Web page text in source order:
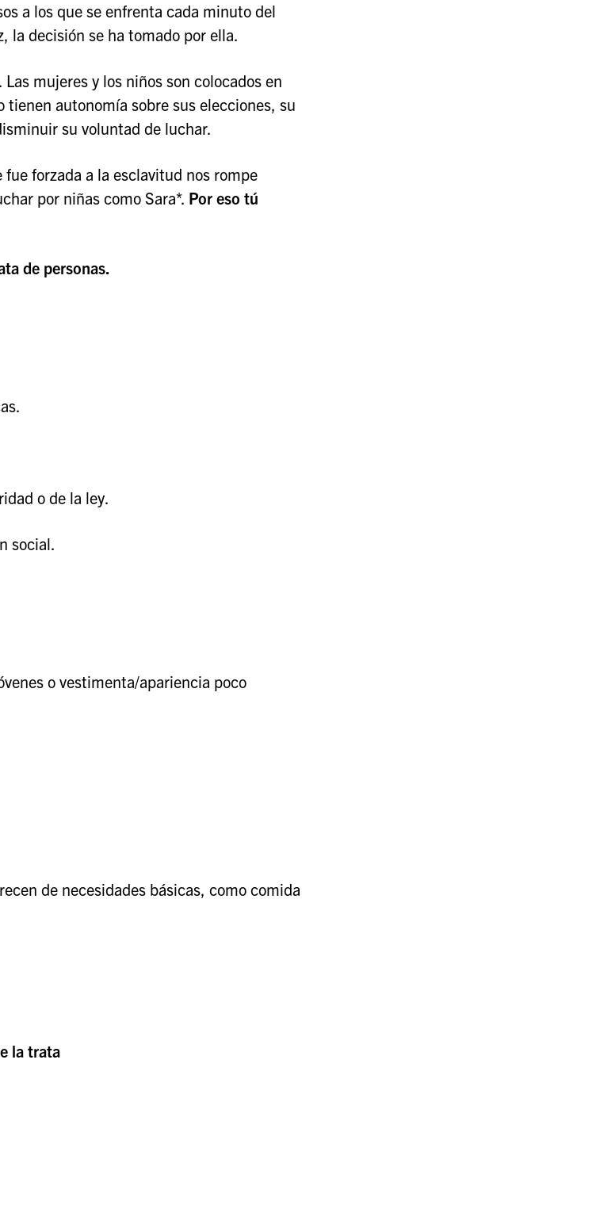
a los que se enfrenta cada minuto del
la decisión se ha tomado por ella.
mujeres y los niños son colocados en
autonomía sobre sus elecciones, su
su voluntad de luchar.
forzada a la esclavitud nos rompe
por niñas como Sara*. Por eso tú
de personas.
o de la ley.
social.
o vestimenta/apariencia poco
de necesidades básicas, como comida
la trata